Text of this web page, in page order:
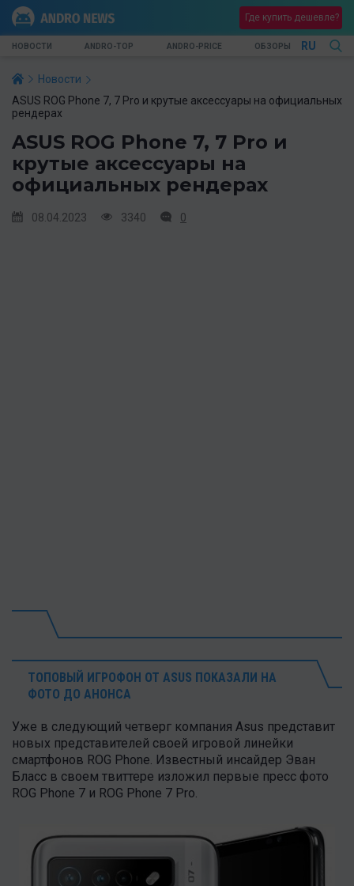
Где купить дешевле?
НОВОСТИ ANDRO-TOP ANDRO-PRICE ОБЗОРЫ RU
Новости
ASUS ROG Phone 7, 7 Pro и крутые аксессуары на официальных
рендерах
ASUS ROG Phone 7, 7 Pro и
крутые аксессуары на
официальных рендерах
08.04.2023 3340 0
ТОПОВЫЙ ИГРОФОН ОТ ASUS ПОКАЗАЛИ НА
ФОТО ДО АНОНСА
Уже в следующий четверг компания Asus представит
новых представителей своей игровой линейки
смартфонов ROG Phone. Известный инсайдер Эван
Бласс в своем твиттере изложил первые пресс фото
ROG Phone 7 и ROG Phone 7 Pro.